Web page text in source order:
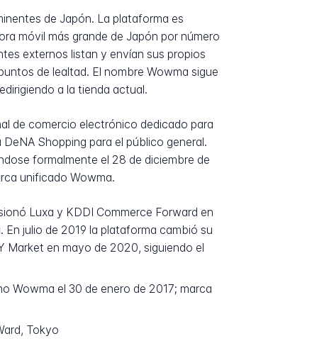
de Japón. La plataforma es
móvil más grande de Japón por número
externos listan y envían sus propios
de lealtad. El nombre Wowma sigue
a la tienda actual.
de comercio electrónico dedicado para
Shopping para el público general.
formalmente el 28 de diciembre de
unificado Wowma.
Luxa y KDDI Commerce Forward en
julio de 2019 la plataforma cambió su
Market en mayo de 2020, siguiendo el
Wowma el 30 de enero de 2017; marca
Tokyo